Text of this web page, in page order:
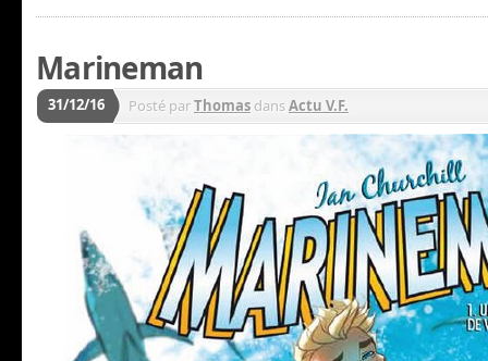
Marineman
31/12/16 Posté parThomas dansActu V.F.